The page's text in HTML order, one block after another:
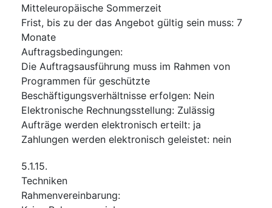
Mitteleuropäische Sommerzeit
Frist, bis zu der das Angebot gültig sein muss: 7
Monate
Auftragsbedingungen:
Die Auftragsausführung muss im Rahmen von
Programmen für geschützte
Beschäftigungsverhältnisse erfolgen: Nein
Elektronische Rechnungsstellung: Zulässig
Aufträge werden elektronisch erteilt: ja
Zahlungen werden elektronisch geleistet: nein
5.1.15.
Techniken
Rahmenvereinbarung: